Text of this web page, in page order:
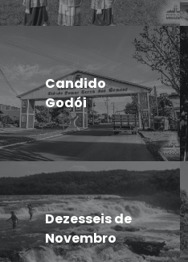
Candido
Godói
Dezesseis de
Novembro